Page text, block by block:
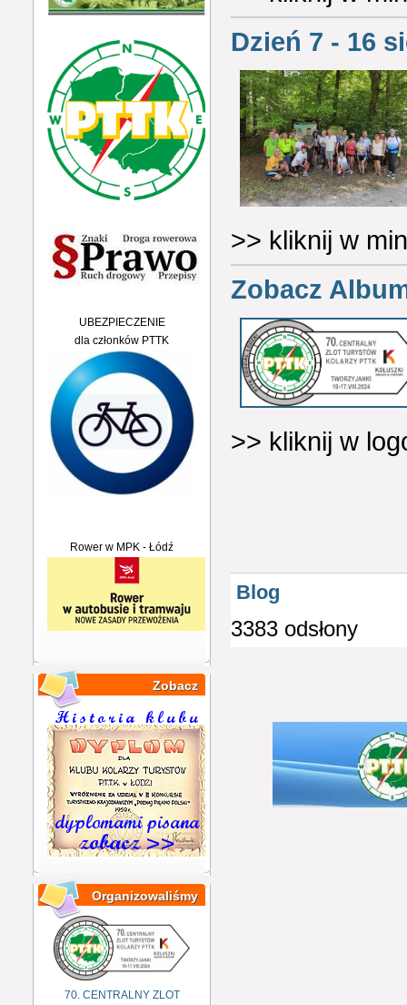
UBEZPIECZENIE
dla członków PTTK
Rower w MPK - Łódź
Zobacz
Organizowaliśmy
70. CENTRALNY ZLOT
Dzień 7 - 16
>> kliknij w
Zobacz
>> kliknij w
Blog
3383 odsłony